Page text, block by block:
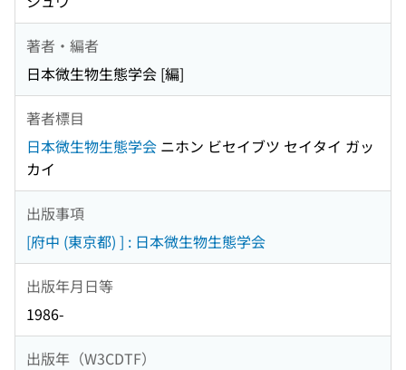
著者・編者
日本微生物生態学会 [編]
著者標目
日本微生物生態学会 ニホン ビセイブツ セイタイ ガッ
カイ
出版事項
[府中 (東京都) ] : 日本微生物生態学会
出版年月日等
1986-
出版年（W3CDTF）